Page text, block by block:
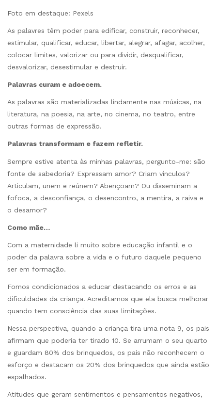
Foto em destaque: Pexels
As palavres têm poder para edificar, construir, reconhecer,
estimular, qualificar, educar, libertar, alegrar, afagar, acolher,
colocar limites, valorizar ou para dividir, desqualificar,
desvalorizar, desestimular e destruir.
Palavras curam e adoecem.
As palavras são materializadas lindamente nas músicas, na
literatura, na poesia, na arte, no cinema, no teatro, entre
outras formas de expressão.
Palavras transformam e fazem refletir.
Sempre estive atenta às minhas palavras, pergunto-me: são
fonte de sabedoria? Expressam amor? Criam vínculos?
Articulam, unem e reúnem? Abençoam? Ou disseminam a
fofoca, a desconfiança, o desencontro, a mentira, a raiva e
o desamor?
Como mãe…
Com a maternidade li muito sobre educação infantil e o
poder da palavra sobre a vida e o futuro daquele pequeno
ser em formação.
Fomos condicionados a educar destacando os erros e as
dificuldades da criança. Acreditamos que ela busca melhorar
quando tem consciência das suas limitações.
Nessa perspectiva, quando a criança tira uma nota 9, os pais
afirmam que poderia ter tirado 10. Se arrumam o seu quarto
e guardam 80% dos brinquedos, os pais não reconhecem o
esforço e destacam os 20% dos brinquedos que ainda estão
espalhados.
Atitudes que geram sentimentos e pensamentos negativos,